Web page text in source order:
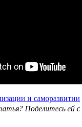
и саморазвитии
Поделитесь ей с